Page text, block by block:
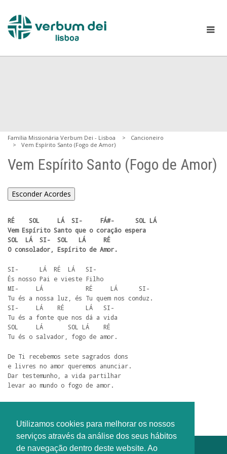
Utilizamos cookies para melhorar os nossos
serviços através da análise dos seus hábitos
de navegação dentro deste website. Ao
Família Missionária Verbum Dei - Lisboa
Cancioneiro
Vem Espírito Santo (Fogo de Amor)
Vem Espírito Santo (Fogo de Amor)
Esconder Acordes
RÉ    SOL     LÁ  SI-     FÁ#-      SOL LÁ
Vem Espírito Santo que o coração espera
SOL  LÁ  SI-  SOL   LÁ     RÉ
O consolador, Espírito de Amor.
SI-      LÁ  RÉ  LÁ   SI-
És nosso Pai e vieste Filho
MI-     LÁ            RÉ     LÁ      SI-
Tu és a nossa luz, és Tu quem nos conduz.
SI-     LÁ    RÉ      LÁ   SI-
Tu és a fonte que nos dá a vida
SOL     LÁ       SOL LÁ    RÉ
Tu és o salvador, fogo de amor.
De Ti recebemos sete sagrados dons
e livres no amor queremos anunciar.
Dar testemunho, a vida partilhar
levar ao mundo o fogo de amor.